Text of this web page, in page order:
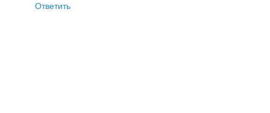
Ответить